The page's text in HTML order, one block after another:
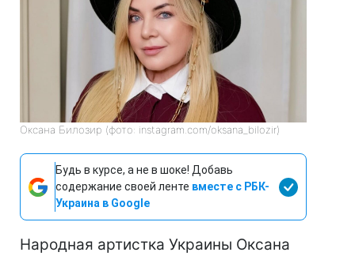
Оксана Билозир (фото: instagram.com/oksana_bilozir)
Будь в курсе, а не в шоке! Добавь
содержание своей ленте вместе с РБК-
Украина в Google
Народная артистка Украины Оксана